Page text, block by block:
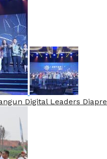
Digital Leaders